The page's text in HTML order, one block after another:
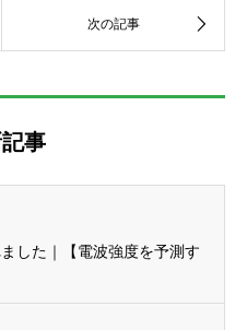
事
した｜【電波強度を予測す